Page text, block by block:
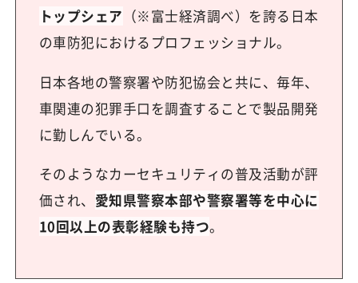
トップシェア （※富士経済調べ）を誇る日本
の車防犯におけるプロフェッショナル。
日本各地の警察署や防犯協会と共に、毎年、
車関連の犯罪手口を調査することで製品開発
に勤しんでいる。
そのようなカーセキュリティの普及活動が評
価され、 愛知県警察本部や警察署等を中心に
10回以上の表彰経験も持つ。